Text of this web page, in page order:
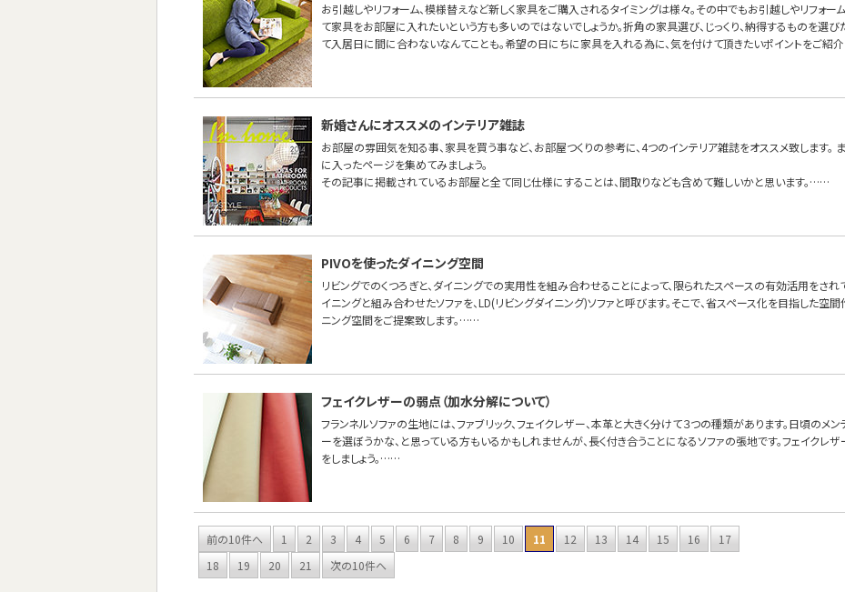
お引越しやリフォーム、模様替えなど新しく家具をご購入されるタイミングは様々。その中でもお引越しやリフォー
て家具をお部屋に入れたいという方も多いのではないでしょうか。折角の家具選び、じっくり、納得するものを選び
て入居日に間に合わないなんてことも。希望の日にちに家具を入れる為に、気を付けて頂きたいポイントをご紹
新婚さんにオススメのインテリア雑誌
お部屋の雰囲気を知る事、家具を買う事など、お部屋つくりの参考に、4つのインテリア雑誌をオススメ致します。
に入ったページを集めてみましょう。
その記事に掲載されているお部屋と全て同じ仕様にすることは、間取りなども含めて難しいかと思います。……
PIVOを使ったダイニング空間
リビングでのくつろぎと、ダイニングでの実用性を組み合わせることによって、限られたスペースの有効活用をされ
イニングと組み合わせたソファを、LD(リビングダイニング)ソファと呼びます。そこで、省スペース化を目指した空間
ニング空間をご提案致します。……
フェイクレザーの弱点（加水分解について）
フランネルソファの生地には、ファブリック、フェイクレザー、本革と大きく分けて３つの種類があります。日頃のメ
ーを選ぼうかな、と思っている方もいるかもしれませんが、長く付き合うことになるソファの張地です。フェイクレ
をしましょう。……
前の10件へ 1 2 3 4 5 6 7 8 9 10 11 12 13 14 15 16
17
18
19 20 21 次の10件へ